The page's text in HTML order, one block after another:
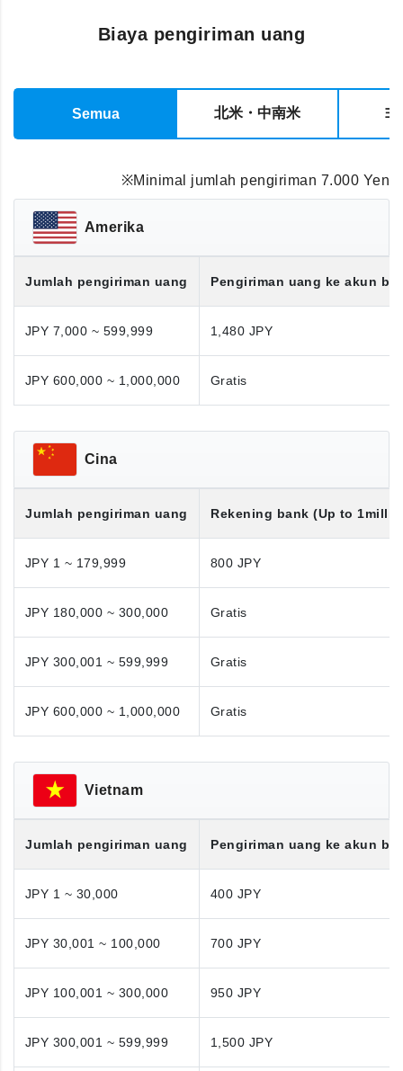
Biaya pengiriman uang
Semua 北米・中南米 ヨ
※Minimal jumlah pengiriman 7.000 Yen
Amerika
Jumlah pengiriman uang Pengiriman uang ke akun
JPY 7,000 ~ 599,999 1,480 JPY
JPY 600,000 ~ 1,000,000 Gratis
Cina
Jumlah pengiriman uang Rekening bank (Up to
JPY 1 ~ 179,999 800 JPY
JPY 180,000 ~ 300,000 Gratis
JPY 300,001 ~ 599,999 Gratis
JPY 600,000 ~ 1,000,000 Gratis
Vietnam
Jumlah pengiriman uang Pengiriman uang ke akun
JPY 1 ~ 30,000 400 JPY
JPY 30,001 ~ 100,000 700 JPY
JPY 100,001 ~ 300,000 950 JPY
JPY 300,001 ~ 599,999 1,500 JPY